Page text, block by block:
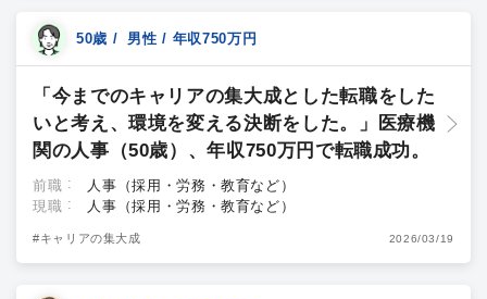
50歳 / 男性 / 年収750万円
「今までのキャリアの集大成とした転職をした
いと考え、環境を変える決断をした。」医療機
関の人事（50歳）、年収750万円で転職成功。
前職
人事（採用・労務・教育など）
現職
人事（採用・労務・教育など）
#キャリアの集大成 2026/03/19